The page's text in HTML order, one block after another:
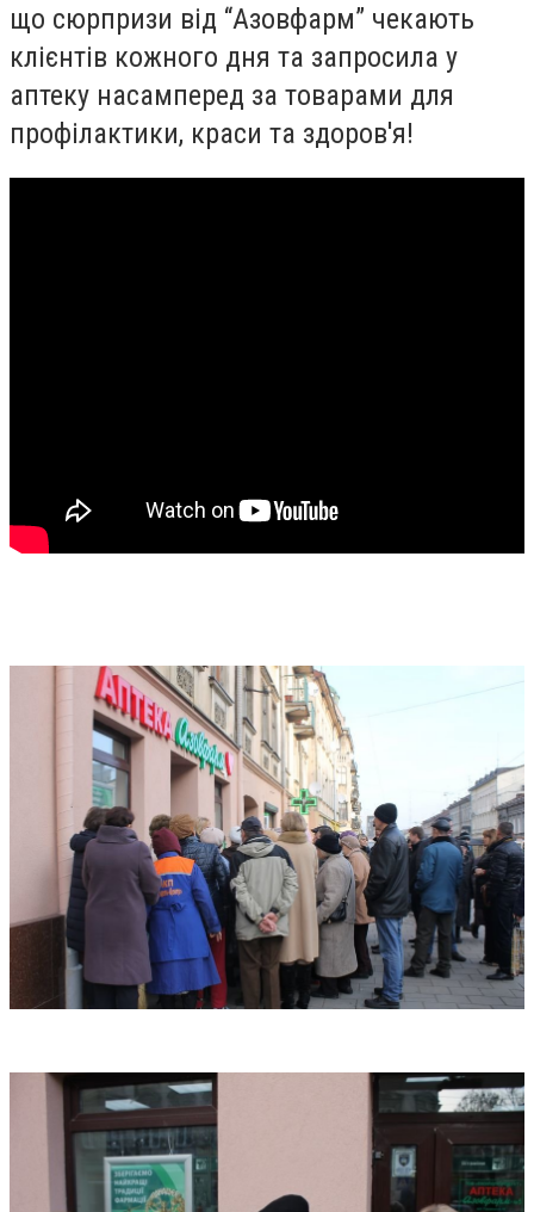
що сюрпризи від “Азовфарм” чекають
клієнтів кожного дня та запросила у
аптеку насамперед за товарами для
профілактики, краси та здоров'я!